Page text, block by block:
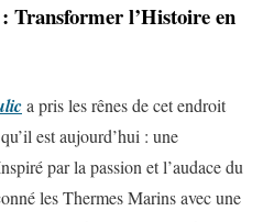
Transformer l’Histoire en
a pris les rênes de cet endroit
est aujourd’hui : une
par la passion et l’audace du
les Thermes Marins avec une